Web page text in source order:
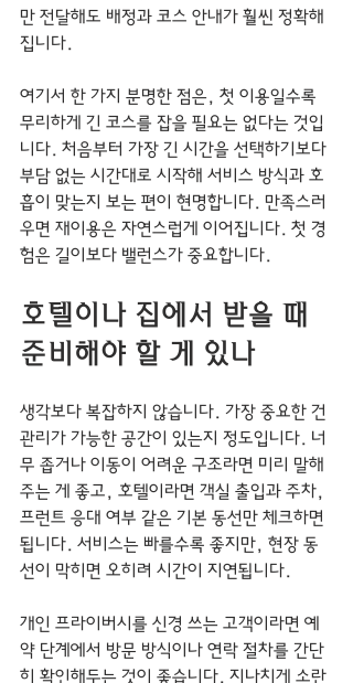
만 전달해도 배정과 코스 안내가 훨씬 정확해
집니다.
여기서 한 가지 분명한 점은, 첫 이용일수록
무리하게 긴 코스를 잡을 필요는 없다는 것입
니다. 처음부터 가장 긴 시간을 선택하기보다
부담 없는 시간대로 시작해 서비스 방식과 호
흡이 맞는지 보는 편이 현명합니다. 만족스러
우면 재이용은 자연스럽게 이어집니다. 첫 경
험은 길이보다 밸런스가 중요합니다.
호텔이나 집에서 받을 때
준비해야 할 게 있나
생각보다 복잡하지 않습니다. 가장 중요한 건
관리가 가능한 공간이 있는지 정도입니다. 너
무 좁거나 이동이 어려운 구조라면 미리 말해
주는 게 좋고, 호텔이라면 객실 출입과 주차,
프런트 응대 여부 같은 기본 동선만 체크하면
됩니다. 서비스는 빠를수록 좋지만, 현장 동
선이 막히면 오히려 시간이 지연됩니다.
개인 프라이버시를 신경 쓰는 고객이라면 예
약 단계에서 방문 방식이나 연락 절차를 간단
히 확인해두는 것이 좋습니다. 지나치게 소란